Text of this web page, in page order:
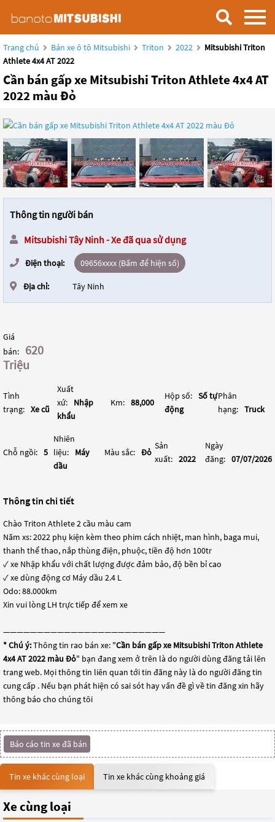
Trang chủ Bán xe ô tô Mitsubishi Triton 2022
Mitsubishi Triton
Athlete 4x4 AT 2022
Cần bán gấp xe Mitsubishi Triton Athlete 4x4 AT
2022 màu Đỏ
Thông tin người bán
Mitsubishi Tây Ninh - Xe đã qua sử dụng
Điện thoại: 09656xxxx (Bấm để hiện số)
Địa chỉ: Tây Ninh
Giá
bán:
620
Triệu
Tình
trạng: Xe cũ
Xuất
xứ:
Nhập
khẩu
Km: 88,000
Hộp số: Số tự
động
Phân
hạng: Truck
Chỗ ngồi: 5
Nhiên
liệu:
Máy
dầu
Màu sắc: Đỏ
Sản
xuất: 2022
Ngày
đăng: 07/07/2026
Thông tin chi tiết
Chào Triton Athlete 2 cầu màu cam
Năm xs: 2022 phụ kiện kèm theo phim cách nhiệt, man hình, baga mui,
thanh thể thao, nắp thùng điện, phuộc, tiền độ hơn 100tr
✓ xe Nhập khẩu với chất lượng được đảm bảo, độ bền bỉ cao
✓ xe dùng động cơ Máy dầu 2.4 L
Odo: 88.000km
Xin vui lòng LH trực tiếp để xem xe
————————————————————————
* Chú ý:Thông tin rao bán xe: "Cần bán gấp xe Mitsubishi Triton Athlete
4x4 AT 2022 màu Đỏ" bạn đang xem ở trên là do người dùng đăng tải lên
trang web. Mọi thông tin liên quan tới tin đăng này là do người đăng tin
cung cấp . Nếu bạn phát hiện có sai sót hay vấn đề gì về tin đăng xin hãy
thông báo cho chúng tôi
Báo cáo tin xe đã bán
Tin xe khác cùng loại Tin xe khác cùng khoảng giá
Xe cùng loại